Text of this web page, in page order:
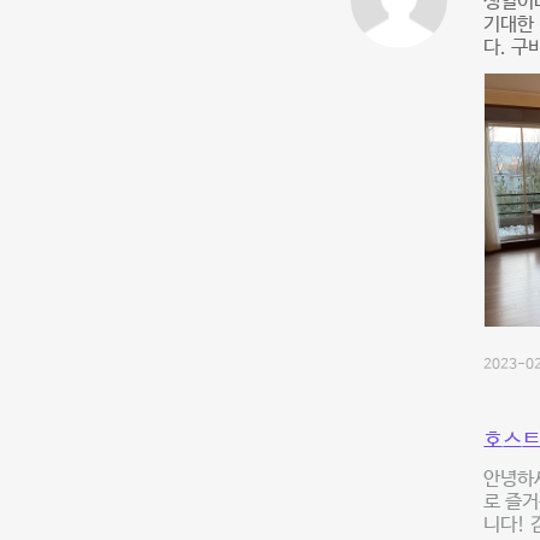
기대
다. 구
2023-
호스
안녕하
로 즐
니다!